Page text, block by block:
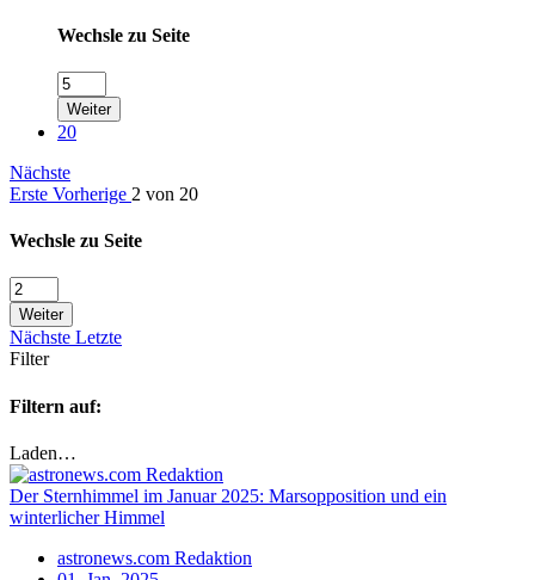
Wechsle zu Seite
Weiter
20
Nächste
Erste Vorherige 2 von 20
Wechsle zu Seite
Weiter
Nächste Letzte
Filter
Filtern auf:
Laden…
Der Sternhimmel im Januar 2025: Marsopposition und ein
winterlicher Himmel
astronews.com Redaktion